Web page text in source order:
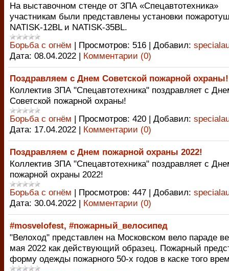
На выставочном стенде от ЗПА «Спецавтотехника»
участникам были представлены установки
NATISK-12BL и NATISK-35BL.
Борьба с огнём | Просмотров: 516 | Добавил:
Дата: 08.04.2022 | Комментарии (0)
Поздравляем с Днем Советской пожарной охраны!
Коллектив ЗПА "Спецавтотехника" поздравляет с
Советской пожарной охраны!
Борьба с огнём | Просмотров: 420 | Добавил:
Дата: 17.04.2022 | Комментарии (0)
Поздравляем с Днем пожарной охраны 2022!
Коллектив ЗПА "Спецавтотехника" поздравляет с
пожарной охраны 2022!
Борьба с огнём | Просмотров: 447 | Добавил:
Дата: 30.04.2022 | Комментарии (0)
#mosvelofest, #пожарный_велосипед
"Велоход" представлен на Московском вело параде
мая 2022 как действующий образец. Пожарный
форму одежды пожарного 50-х годов в каске того